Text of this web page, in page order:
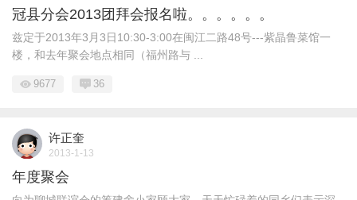
冠县分会2013团拜会报名啦。。。。。。
兹定于2013年3月3日10:30-3:00在闽江二路48号---紫晶鲁菜馆一
楼，和去年聚会地点相同（福州路与 ...
9677 36
许正奎
2013-1-13
年度聚会